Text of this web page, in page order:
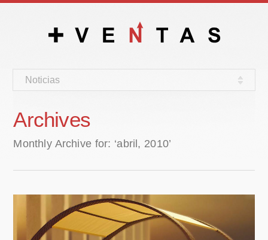
Noticias
Archives
Monthly Archive for: ‘abril, 2010’